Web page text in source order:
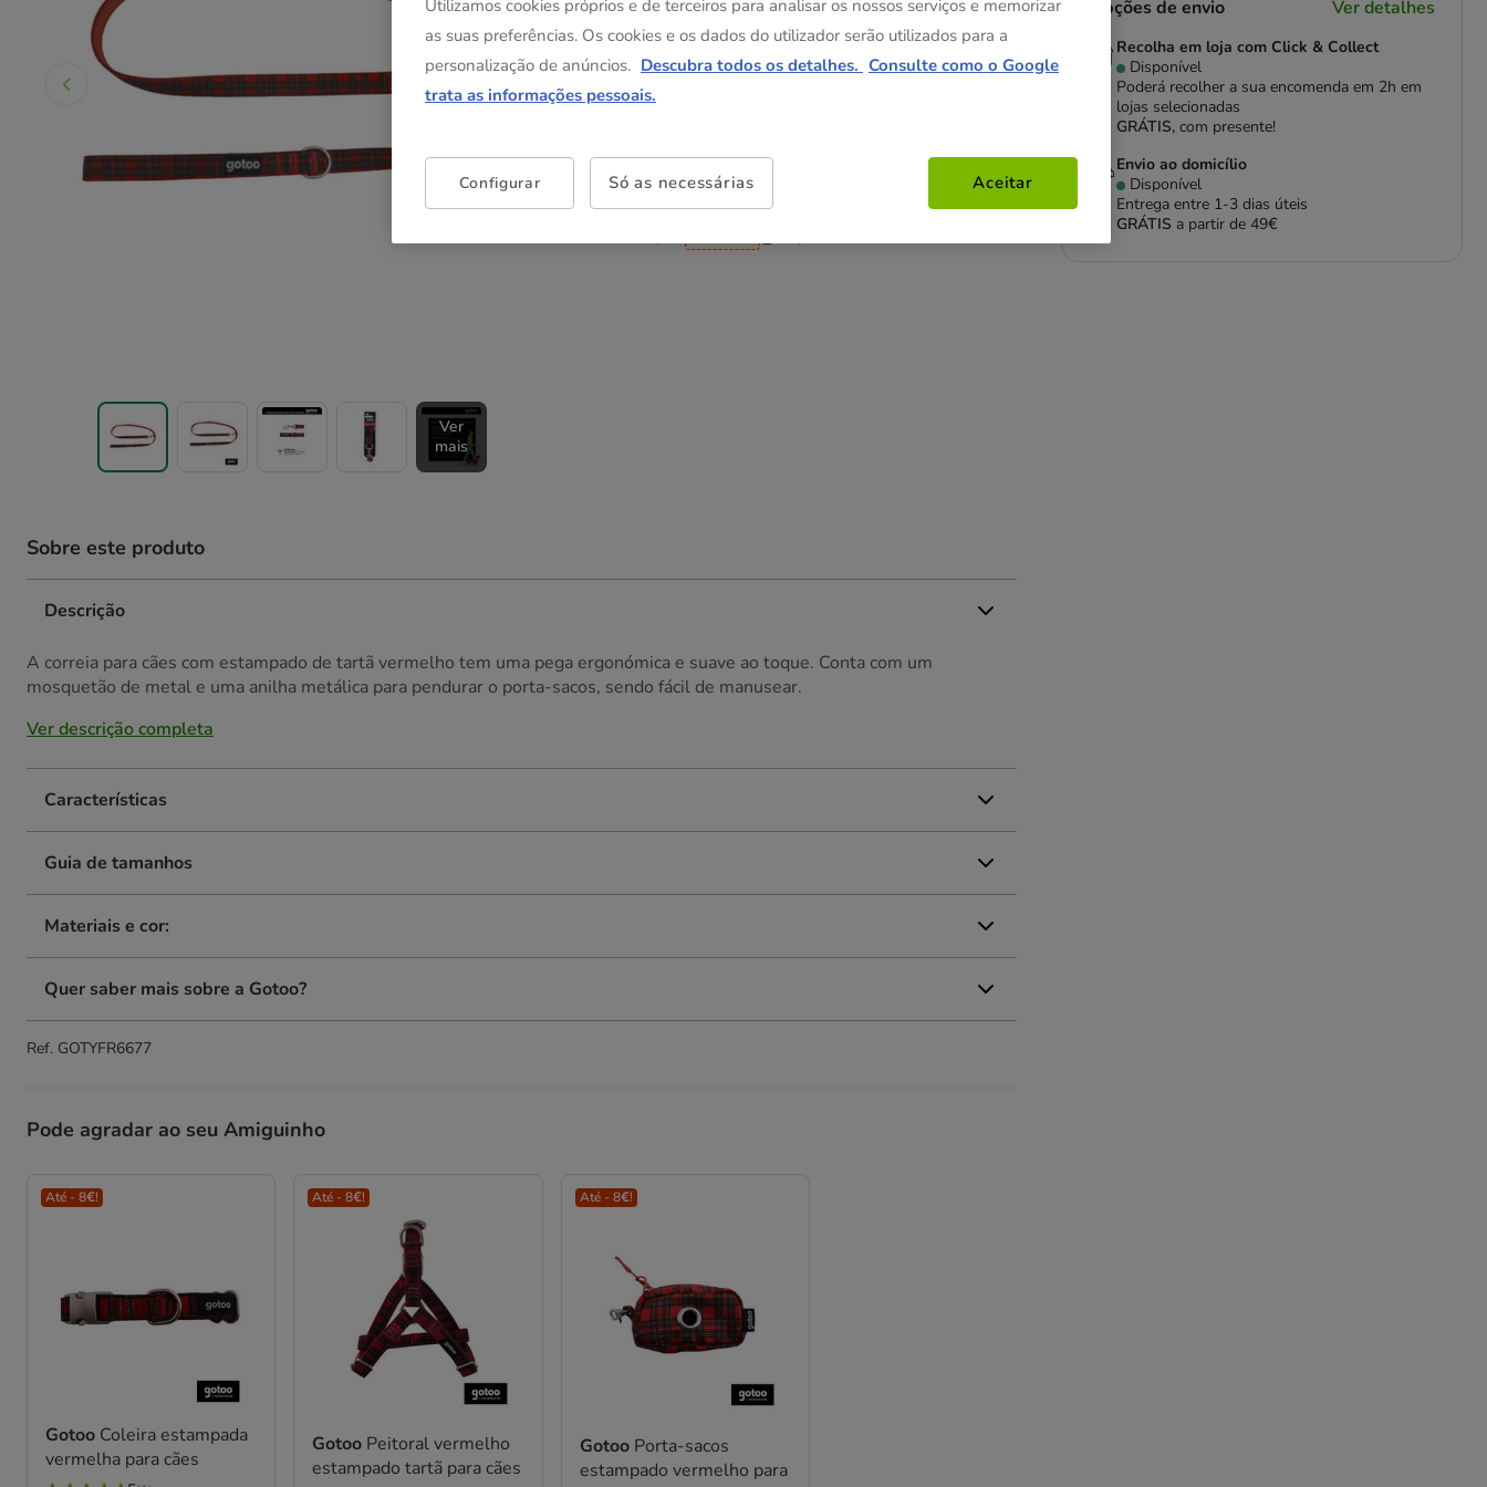
Ver
mais
Não perca esta promoção
desde 59€, inserindo e validando o cupão FLASH8 ou
5€ de desconto na sua compra desde 45€, inserindo e
validando o cupão FLASH5.
Ver condições
Opções de envio Ver detalhes
Recolha em loja com Click & Collect
Disponível
Poderá recolher a sua encomenda em 2h em
lojas selecionadas
GRÁTIS,com presente!
Envio ao domicílio
Disponível
Entrega entre 1-3 dias úteis
GRÁTIS a partir de 49€
Sobre este produto
Descrição
A correia para cães com estampado de tartã vermelho tem uma pega ergonómica e suave ao toque. Conta com um
mosquetão de metal e uma anilha metálica para pendurar o porta-sacos, sendo fácil de manusear.
Ver descrição completa
Características
Guia de tamanhos
Materiais e cor:
Quer saber mais sobre a Gotoo?
Ref. GOTYFR6677
Pode agradar ao seu Amiguinho
Até - 8€!
Gotoo Coleira estampada
vermelha para cães
Até - 8€!
Gotoo Peitoral vermelho
estampado tartã para cães
Até - 8€!
Gotoo Porta-sacos
estampado vermelho para
Utilizamos cookies próprios e de terceiros para analisar os nossos serviços e memorizar
as suas preferências. Os cookies e os dados do utilizador serão utilizados para a
personalização de anúncios. Descubra todos os detalhes. Consulte como o Google
trata as informações pessoais.
Configurar Só as necessárias Aceitar